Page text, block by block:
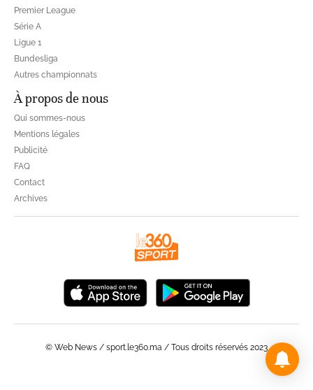
Premier League
Série A
Ligue 1
Bundesliga
Autres championnats
À propos de nous
Qui sommes-nous
Mentions légales
Publicité
FAQ
Contact
Archives
© Web News / sport.le360.ma / Tous droits réservés 2023